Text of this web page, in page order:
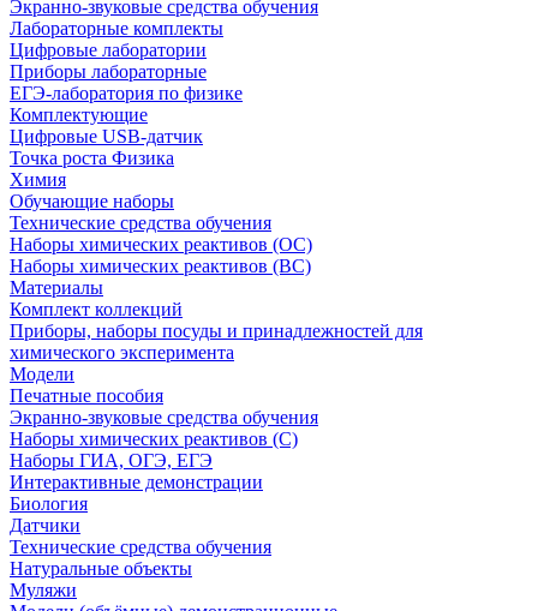
Экранно-звуковые средства обучения
Лабораторные комплекты
Цифровые лаборатории
Приборы лабораторные
ЕГЭ-лаборатория по физике
Комплектующие
Цифровые USB-датчик
Точка роста Физика
Химия
Обучающие наборы
Технические средства обучения
Наборы химических реактивов (ОС)
Наборы химических реактивов (ВС)
Материалы
Комплект коллекций
Приборы, наборы посуды и принадлежностей для
химического эксперимента
Модели
Печатные пособия
Экранно-звуковые средства обучения
Наборы химических реактивов (С)
Наборы ГИА, ОГЭ, ЕГЭ
Интерактивные демонстрации
Биология
Датчики
Технические средства обучения
Натуральные объекты
Муляжи